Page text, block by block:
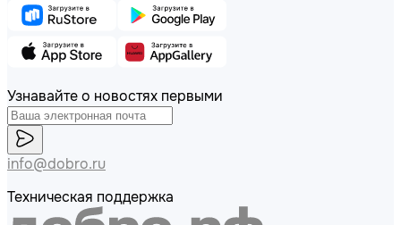
Узнавайте о новостях первыми
info@dobro.ru
Техническая поддержка